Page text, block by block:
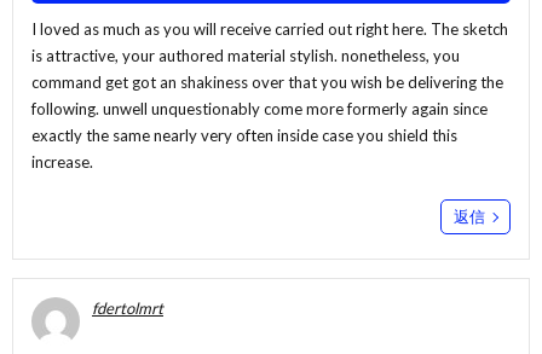
I loved as much as you will receive carried out right here. The sketch
is attractive, your authored material stylish. nonetheless, you
command get got an shakiness over that you wish be delivering the
following. unwell unquestionably come more formerly again since
exactly the same nearly very often inside case you shield this
increase.
返信
fdertolmrt